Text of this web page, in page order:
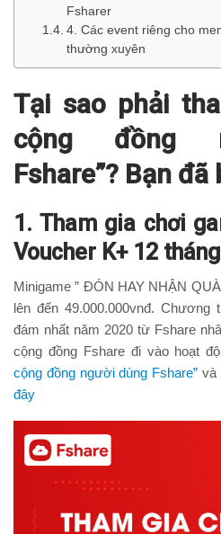
Fsharer
4. Các event riêng cho
thường xuyên
Tại sao phải
cộng đồng
Fshare”? Bạn đã
1. Tham gia chơi
Voucher K+ 12 tháng
Minigame ” ĐÓN HAY NHẬN
lên đến 49.000.000vnđ.
đám nhất năm 2020 từ Fshare
cộng đồng Fshare đi vào hoạt
cộng đồng người dùng Fshare” và
đây